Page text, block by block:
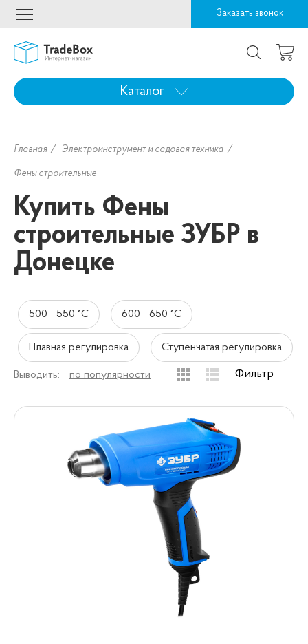
Заказать звонок
Каталог
Главная Электроинструмент и садовая техника
Фены строительные
Купить Фены
строительные ЗУБР в
Донецке
500 - 550 °C 600 - 650 °C
Плавная регулировка Ступенчатая регулировка
Выводить: по популярности Фильтр